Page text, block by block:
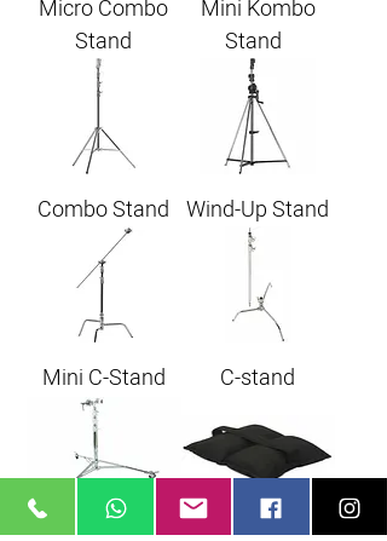
Micro Combo
Stand
Mini Kombo
Stand
Combo Stand Wind-Up Stand
Mini C-Stand C-stand